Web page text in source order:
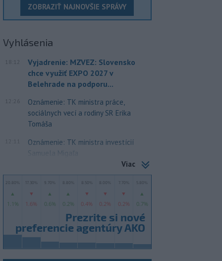
ZOBRAZIŤ NAJNOVŠIE SPRÁVY
Vyhlásenia
18:12
Vyjadrenie: MZVEZ: Slovensko
chce využiť EXPO 2027 v
Belehrade na podporu...
12:26
Oznámenie: TK ministra práce,
sociálnych vecí a rodiny SR Erika
Tomáša
Oznámenie: TK ministra investícií
Samuela Migaľa
Viac